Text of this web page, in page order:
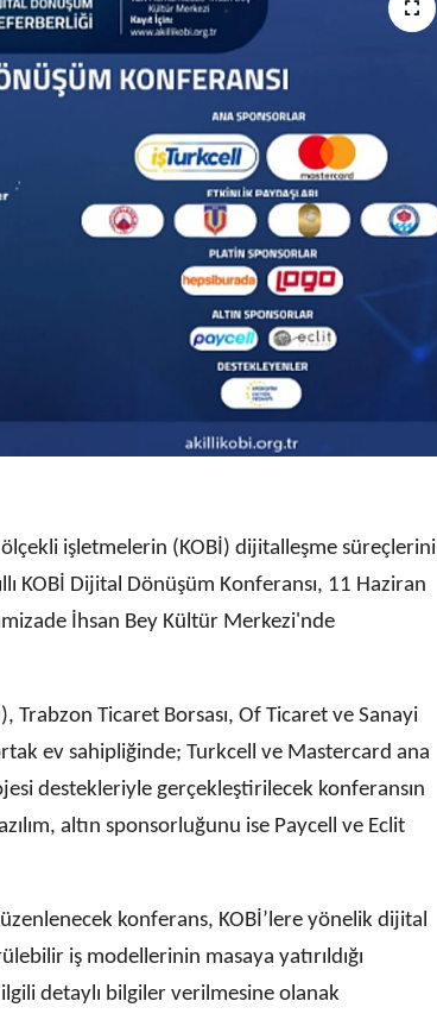
işletmelerin (KOBİ) dijitalleşme süreçlerini
KOBİ Dijital Dönüşüm Konferansı, 11 Haziran
İhsan Bey Kültür Merkezi'nde
Trabzon Ticaret Borsası, Of Ticaret ve Sanayi
ev sahipliğinde; Turkcell ve Mastercard ana
destekleriyle gerçekleştirilecek konferansın
altın sponsorluğunu ise Paycell ve Eclit
konferans, KOBİ’lere yönelik dijital
iş modellerinin masaya yatırıldığı
detaylı bilgiler verilmesine olanak